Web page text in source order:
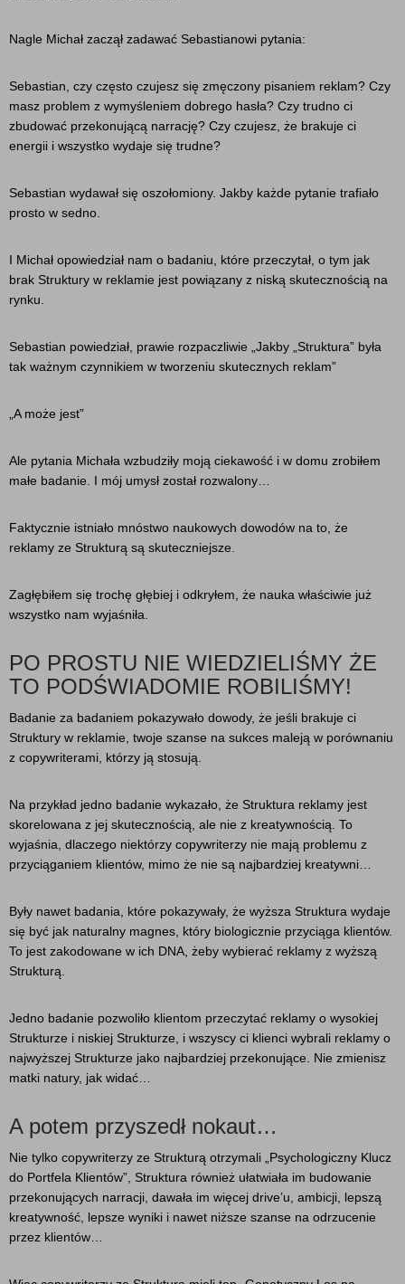
Nagle Michał zaczął zadawać Sebastianowi pytania:
Sebastian, czy często czujesz się zmęczony pisaniem reklam? Czy
masz problem z wymyśleniem dobrego hasła? Czy trudno ci
zbudować przekonującą narrację? Czy czujesz, że brakuje ci
energii i wszystko wydaje się trudne?
Sebastian wydawał się oszołomiony. Jakby każde pytanie trafiało
prosto w sedno.
I Michał opowiedział nam o badaniu, które przeczytał, o tym jak
brak Struktury w reklamie jest powiązany z niską skutecznością na
rynku.
Sebastian powiedział, prawie rozpaczliwie „Jakby „Struktura” była
tak ważnym czynnikiem w tworzeniu skutecznych reklam”
„A może jest”
Ale pytania Michała wzbudziły moją ciekawość i w domu zrobiłem
małe badanie. I mój umysł został rozwalony…
Faktycznie istniało mnóstwo naukowych dowodów na to, że
reklamy ze Strukturą są skuteczniejsze.
Zagłębiłem się trochę głębiej i odkryłem, że nauka właściwie już
wszystko nam wyjaśniła.
PO PROSTU NIE WIEDZIELIŚMY ŻE
TO PODŚWIADOMIE ROBILIŚMY!
Badanie za badaniem pokazywało dowody, że jeśli brakuje ci
Struktury w reklamie, twoje szanse na sukces maleją w porównaniu
z copywriterami, którzy ją stosują.
Na przykład jedno badanie wykazało, że Struktura reklamy jest
skorelowana z jej skutecznością, ale nie z kreatywnością. To
wyjaśnia, dlaczego niektórzy copywriterzy nie mają problemu z
przyciąganiem klientów, mimo że nie są najbardziej kreatywni…
Były nawet badania, które pokazywały, że wyższa Struktura wydaje
się być jak naturalny magnes, który biologicznie przyciąga klientów.
To jest zakodowane w ich DNA, żeby wybierać reklamy z wyższą
Strukturą.
Jedno badanie pozwoliło klientom przeczytać reklamy o wysokiej
Strukturze i niskiej Strukturze, i wszyscy ci klienci wybrali reklamy o
najwyższej Strukturze jako najbardziej przekonujące. Nie zmienisz
matki natury, jak widać…
A potem przyszedł nokaut…
Nie tylko copywriterzy ze Strukturą otrzymali „Psychologiczny Klucz
do Portfela Klientów”, Struktura również ułatwiała im budowanie
przekonujących narracji, dawała im więcej drive’u, ambicji, lepszą
kreatywność, lepsze wyniki i nawet niższe szanse na odrzucenie
przez klientów…